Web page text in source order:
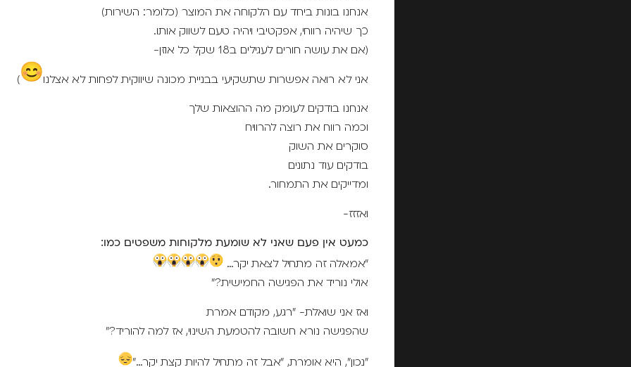
אנחנו בונות ביחד עם הלקוחה את המוצר (כלומר: השירות)
כך שיהיה רווחי, אפקטיבי ויהיה טעם לשווק אותו.
(אם את עושה חורים לעגילים ב18 שקל כל אוזן-
אני לא רואה אפשרות שתשקיעי בבניית מכונה שיווקית לפחות לא אצלנו )
אנחנו בודקים לעומק מה ההוצאות שלך
וכמה רווח את רוצה להרוויח
סוקרים את השוק
בודקים עוד נתונים
ומדייקים את התמחור.
ואזזז-
כמעט אין פעם שאני לא שומעת מלקוחות משפטים כמו:
"אמאלה זה מתחיל לצאת יקר…
אולי נוריד את הפגישה החמישית?"
ואז אני שואלת- "רגע, מקודם אמרת
שהפגישה נורא חשובה להטמעת השינוי, אז למה להוריד?"
"נכון", היא אומרת, "אבל זה מתחיל להיות קצת יקר…"